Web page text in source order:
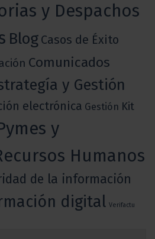
y Despachos
Blog Casos de Éxito
Comunicados
y Gestión
electrónica Gestión Kit
y
Humanos
de la información
digital Verifactu